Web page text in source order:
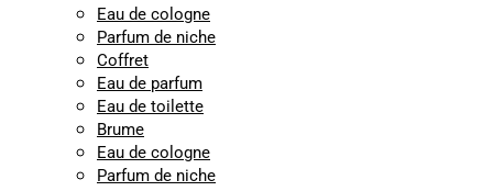
Eau de cologne
Parfum de niche
Coffret
Eau de parfum
Eau de toilette
Brume
Eau de cologne
Parfum de niche